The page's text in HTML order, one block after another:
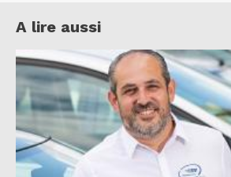
A lire aussi